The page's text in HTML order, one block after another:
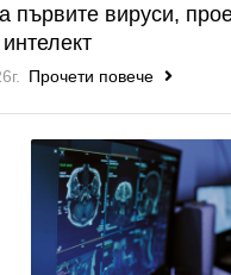
първите вируси,
Прочети повече